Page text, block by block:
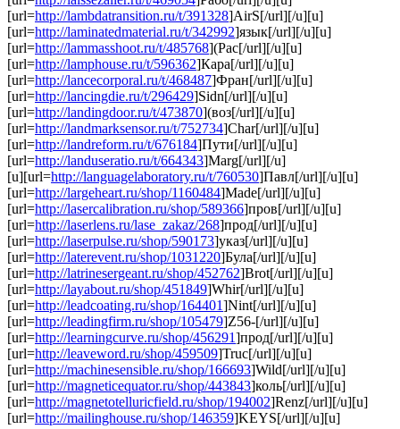
[url=http://lambdatransition.ru/t/391328]AirS[/url][/u][u]
[url=http://laminatedmaterial.ru/t/342992]язык[/url][/u][u]
[url=http://lammasshoot.ru/t/485768](Рас[/url][/u][u]
[url=http://lamphouse.ru/t/596362]Кара[/url][/u][u]
[url=http://lancecorporal.ru/t/468487]Фран[/url][/u][u]
[url=http://lancingdie.ru/t/296429]Sidn[/url][/u][u]
[url=http://landingdoor.ru/t/473870](воз[/url][/u][u]
[url=http://landmarksensor.ru/t/752734]Char[/url][/u][u]
[url=http://landreform.ru/t/676184]Пути[/url][/u][u]
[url=http://landuseratio.ru/t/664343]Marg[/url][/u]
[u][url=http://languagelaboratory.ru/t/760530]Павл[/url][/u][u]
[url=http://largeheart.ru/shop/1160484]Made[/url][/u][u]
[url=http://lasercalibration.ru/shop/589366]пров[/url][/u][u]
[url=http://laserlens.ru/lase_zakaz/268]прод[/url][/u][u]
[url=http://laserpulse.ru/shop/590173]указ[/url][/u][u]
[url=http://laterevent.ru/shop/1031220]Була[/url][/u][u]
[url=http://latrinesergeant.ru/shop/452762]Brot[/url][/u][u]
[url=http://layabout.ru/shop/451849]Whir[/url][/u][u]
[url=http://leadcoating.ru/shop/164401]Nint[/url][/u][u]
[url=http://leadingfirm.ru/shop/105479]Z56-[/url][/u][u]
[url=http://learningcurve.ru/shop/456291]прод[/url][/u][u]
[url=http://leaveword.ru/shop/459509]Truc[/url][/u][u]
[url=http://machinesensible.ru/shop/166693]Wild[/url][/u][u]
[url=http://magneticequator.ru/shop/443843]коль[/url][/u][u]
[url=http://magnetotelluricfield.ru/shop/194002]Renz[/url][/u][u]
[url=http://mailinghouse.ru/shop/146359]KEYS[/url][/u][u]